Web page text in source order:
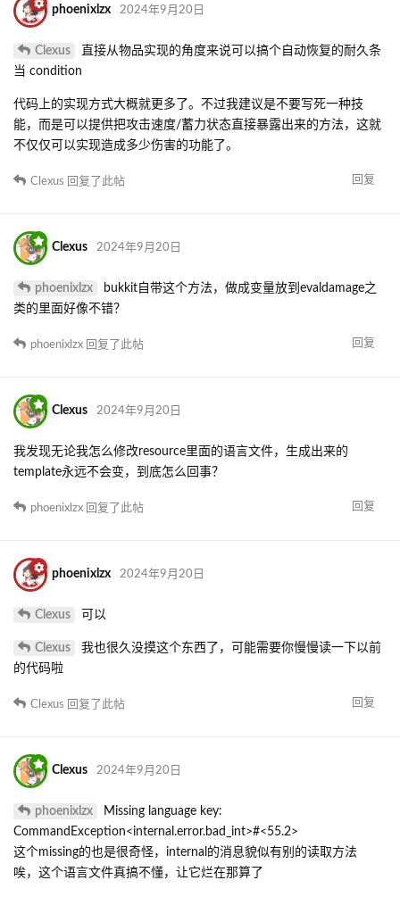
phoenixlzx 2024年9月20日
Clexus
直接从物品实现的角度来说可以搞个自动恢复的耐久条
当 condition
代码上的实现方式大概就更多了。不过我建议是不要写死一种技
能，而是可以提供把攻击速度/蓄力状态直接暴露出来的方法，这就
不仅仅可以实现造成多少伤害的功能了。
回复
Clexus 回复了此帖
Clexus 2024年9月20日
phoenixlzx
bukkit自带这个方法，做成变量放到evaldamage之
类的里面好像不错？
回复
phoenixlzx 回复了此帖
Clexus 2024年9月20日
我发现无论我怎么修改resource里面的语言文件，生成出来的
template永远不会变，到底怎么回事？
回复
phoenixlzx 回复了此帖
phoenixlzx 2024年9月20日
Clexus 可以
Clexus
我也很久没摸这个东西了，可能需要你慢慢读一下以前
的代码啦
回复
Clexus 回复了此帖
Clexus 2024年9月20日
phoenixlzx
Missing language key:
CommandException<internal.error.bad_int>#<55.2>
这个missing的也是很奇怪，internal的消息貌似有别的读取方法
唉，这个语言文件真搞不懂，让它烂在那算了